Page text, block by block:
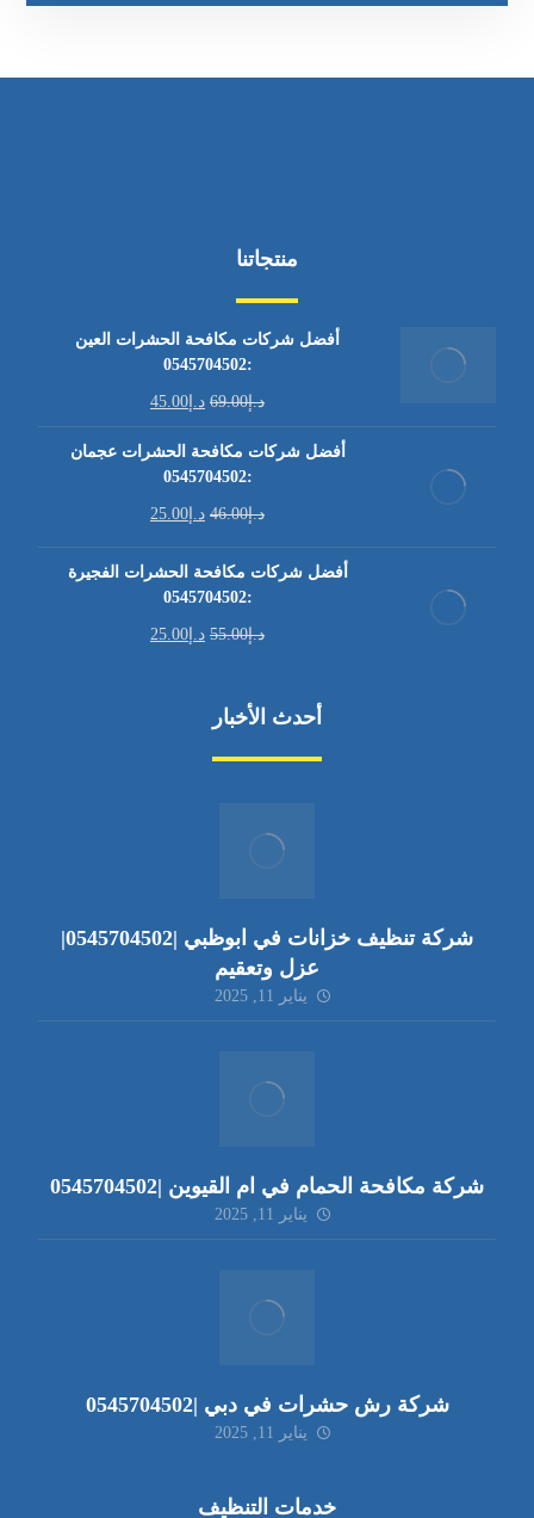
منتجاتنا
أفضل شركات مكافحة الحشرات العين
:0545704502
د.إ69.00 د.إ 45.00
أفضل شركات مكافحة الحشرات عجمان
:0545704502
د.إ46.00 د.إ 25.00
أفضل شركات مكافحة الحشرات الفجيرة
:0545704502
د.إ55.00 د.إ 25.00
أحدث الأخبار
شركة تنظيف خزانات في ابوظبي |0545704502|
عزل وتعقيم
يناير 11, 2025
شركة مكافحة الحمام في ام القيوين |0545704502
يناير 11, 2025
شركة رش حشرات في دبي |0545704502
يناير 11, 2025
خدمات التنظيف